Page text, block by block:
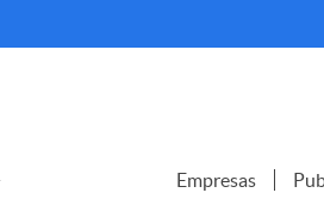
Empresas